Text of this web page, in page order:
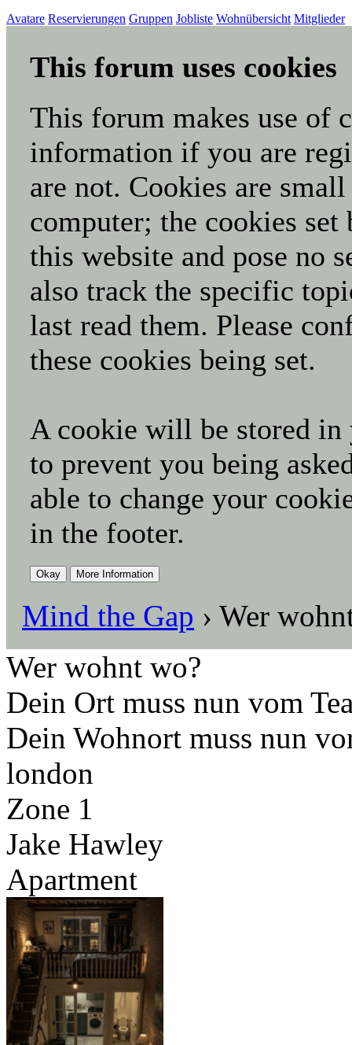
Avatare Reservierungen Gruppen Jobliste Wohnübersicht Mitglieder
This forum uses cookies
This forum makes use of
information if you are
are not. Cookies are
computer; the cookies
this website and pose no
also track the specific
last read them. Please
these cookies being set.
A cookie will be stored in
to prevent you being
able to change your
in the footer.
Mind the Gap › Wer
Wer wohnt wo?
Dein Ort muss nun vom
Dein Wohnort muss nun
london
Zone 1
Jake Hawley
Apartment